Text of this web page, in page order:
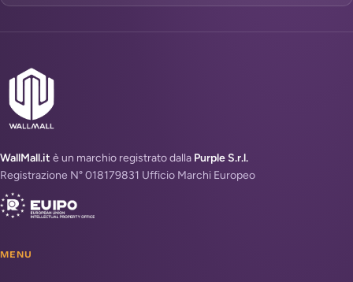
WallMall.it è un marchio registrato dalla Purple S.r.l.
Registrazione N° 018179831 Ufficio Marchi Europeo
MENU